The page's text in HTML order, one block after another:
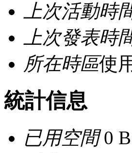
上次活動時
上次發表時
所在時區使
統計信息
已用空間0 B